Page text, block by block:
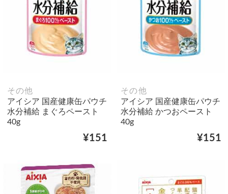
その他
アイシア 国産健康缶パウチ
水分補給 まぐろペースト
40g
¥151
その他
アイシア 国産健康缶パウチ
水分補給 かつおペースト
40g
¥151